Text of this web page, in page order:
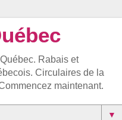
Rabais et
Circulaires de la
maintenant.
▼